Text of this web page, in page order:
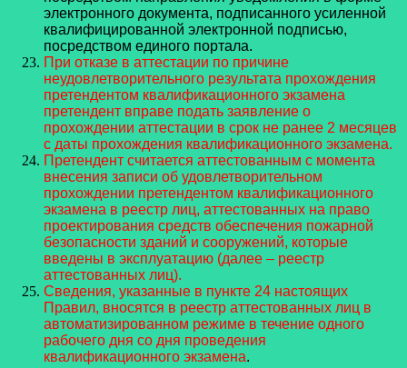
электронного документа, подписанного усиленной
квалифицированной электронной подписью,
посредством единого портала.
При отказе в аттестации по причине
неудовлетворительного результата прохождения
претендентом квалификационного экзамена
претендент вправе подать заявление о
прохождении аттестации в срок не ранее 2 месяцев
с даты прохождения квалификационного экзамена.
Претендент считается аттестованным с момента
внесения записи об удовлетворительном
прохождении претендентом квалификационного
экзамена в реестр лиц, аттестованных на право
проектирования средств обеспечения пожарной
безопасности зданий и сооружений, которые
введены в эксплуатацию (далее – реестр
аттестованных лиц).
Сведения, указанные в пункте 24 настоящих
Правил, вносятся в реестр аттестованных лиц в
автоматизированном режиме в течение одного
рабочего дня со дня проведения
квалификационного экзамена.